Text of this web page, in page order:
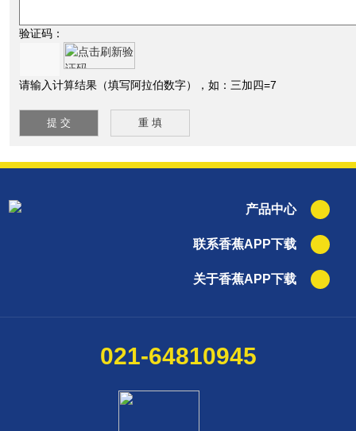
验证码：
请输入计算结果（填写阿拉伯数字），如：三加四=7
产品中心
联系香蕉APP下载
关于香蕉APP下载
021-64810945